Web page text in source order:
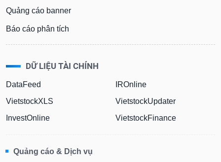
Quảng cáo banner
Báo cáo phân tích
DỮ LIỆU TÀI CHÍNH
DataFeed
VietstockXLS
InvestOnline
IROnline
VietstockUpdater
VietstockFinance
Quảng cáo & Dịch vụ